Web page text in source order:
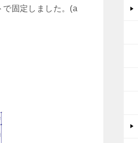
固定しました。(a